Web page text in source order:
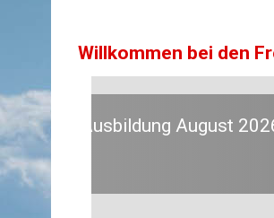
Willkommen bei den
Einsatz,